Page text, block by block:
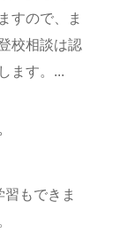
すので、ま
校相談は認
ます。...
もできま